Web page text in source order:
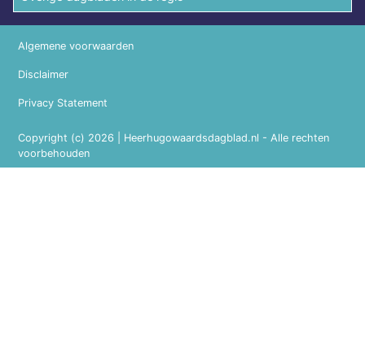
Copyright (c) 2026 | Heerhugowaardsdagblad.nl - Alle rechten
voorbehouden
Algemene voorwaarden
Disclaimer
Privacy Statement